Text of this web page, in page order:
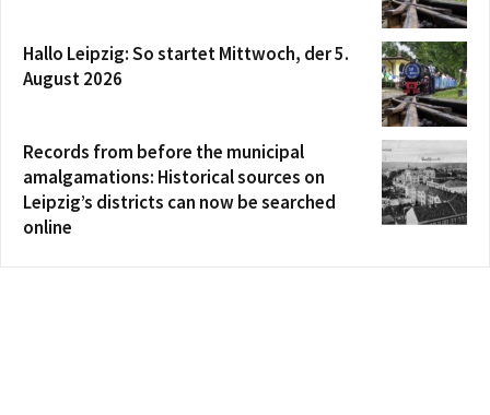
Hallo Leipzig: So startet Mittwoch, der 5.
August 2026
Records from before the municipal
amalgamations: Historical sources on
Leipzig’s districts can now be searched
online